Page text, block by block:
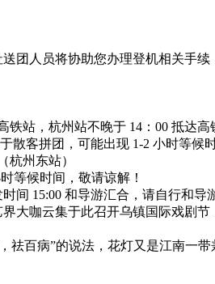
团人员将协助您办理登机相关手续
站，杭州站不晚于 14：00 抵达高
客拼团，可能出现 1-2 小时等候
杭州东站）
等候时间，敬请谅解！
间 15:00 和导游汇合，请自行和导
大咖云集于此召开乌镇国际戏剧
祛百病”的说法，花灯又是江南一